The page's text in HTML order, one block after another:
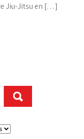
Jiu-Jitsu en […]